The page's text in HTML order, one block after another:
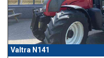
Valtra N141